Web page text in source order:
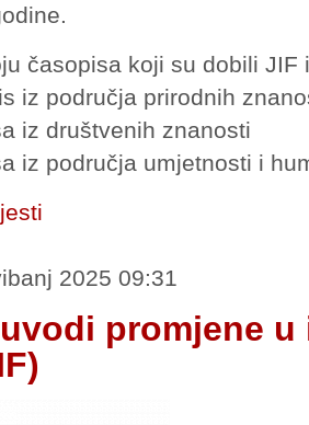
časopisa koji su dobili JIF
iz područja prirodnih
iz društvenih znanosti
iz područja umjetnosti i
2025 09:31
promjene